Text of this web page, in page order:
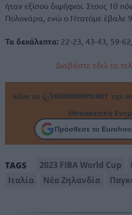
ήταν εξίσου διψήφιοι. Στους 10
Πολονάρα, ενώ ο Ντατόμε έβαλε 9
Τα δεκάλεπτα: 22-23, 43-43, 59-
Διαβάστε εδώ τα
Κάνε το
την
Μπασκετική
Πρόσθεσε το
TAGS 2023 FIBA World Cup
Ιταλία
Νέα Ζηλανδία